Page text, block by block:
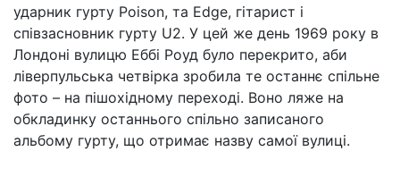
ударник гурту Poison, та Edge, гітарист і
співзасновник гурту U2. У цей же день 1969 року в
Лондоні вулицю Еббі Роуд було перекрито, аби
ліверпульська четвірка зробила те останнє спільне
фото – на пішохідному переході. Воно ляже на
обкладинку останнього спільно записаного
альбому гурту, що отримає назву самої вулиці.